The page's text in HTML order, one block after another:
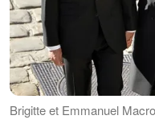
Brigitte et Emmanuel